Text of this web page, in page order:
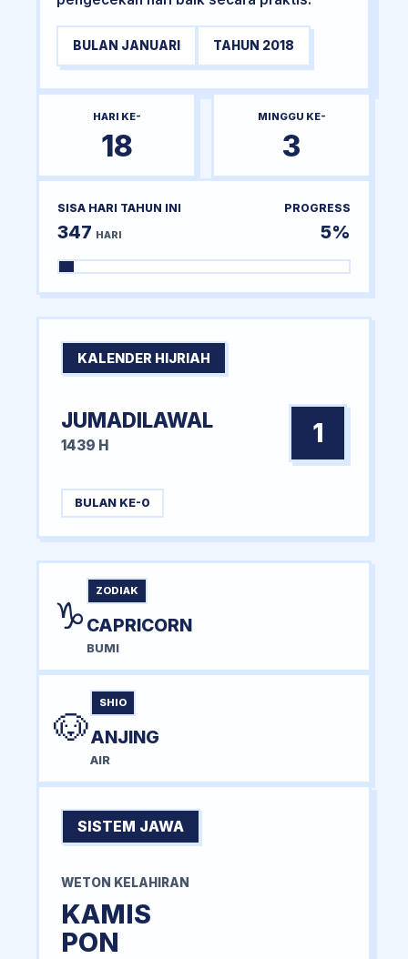
BULAN JANUARI TAHUN 2018
HARI KE-
18
MINGGU KE-
3
SISA HARI TAHUN INI
347 HARI
PROGRESS
5%
KALENDER HIJRIAH
JUMADILAWAL
1439 H 1
BULAN KE-0
♑
ZODIAK
CAPRICORN
BUMI
🐶
SHIO
ANJING
AIR
SISTEM JAWA
WETON KELAHIRAN
KAMIS
PON